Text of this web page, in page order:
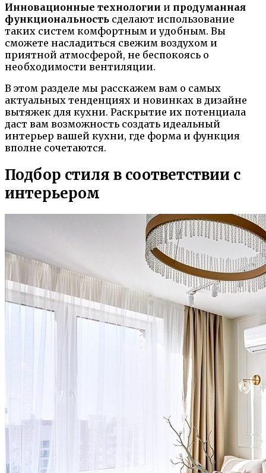
Инновационные технологии и продуманная
функциональность сделают использование
таких систем комфортным и удобным. Вы
сможете насладиться свежим воздухом и
приятной атмосферой, не беспокоясь о
необходимости вентиляции.
В этом разделе мы расскажем вам о самых
актуальных тенденциях и новинках в дизайне
вытяжек для кухни. Раскрытие их потенциала
даст вам возможность создать идеальный
интерьер вашей кухни, где форма и функция
вполне сочетаются.
Подбор стиля в соответствии с
интерьером